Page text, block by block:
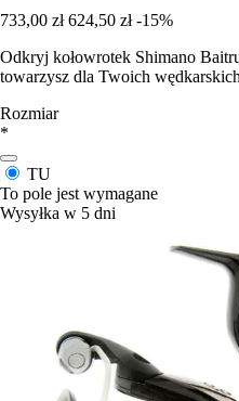
733,00 zł 624,50 zł -15%
Odkryj kołowrotek Shimano
towarzysz dla Twoich
Rozmiar
*
TU
To pole jest wymagane
Wysyłka w 5 dni